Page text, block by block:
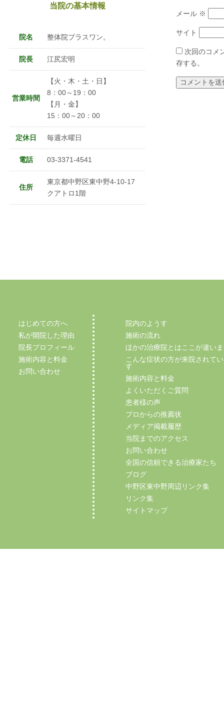
メール ※
サイト
次回のコメ
存する。
当院の基本情報
院名 整体院プラスワン。
院長 江尻宏明
営業時間
【火・木・土・日】
8：00～19：00
【月・金】
15：00～20：00
定休日 毎週水曜日
電話 03-3371-4541
住所
東京都中野区東中野4-10-17
クアトロ1階
はじめての方へ
私が開院した理由
院長プロフィール
施術内容と料金
お問い合わせ
院内のようす
施術の流れ
ほかの治療院とはここが違い
こんな症状の方が来院されて
す
施術内容と料金
よくいただくご質問
患者様の声
プロからの推薦状
メディア掲載履歴
当院までのアクセス
お問い合わせ
全国の信頼できる治療家たち
ブログ
中野区東中野周辺リンク集
リンク集
サイトマップ